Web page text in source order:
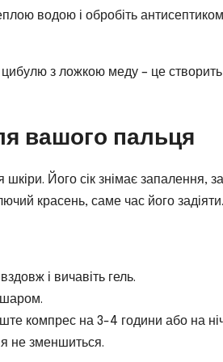
водою і обробіть
з ложкою меду – це
вашого пальця
Його сік знімає запалення,
красень, саме час його задіяти.
і вичавіть гель.
шаром.
компрес на 3-4 години або на
не зменшиться.